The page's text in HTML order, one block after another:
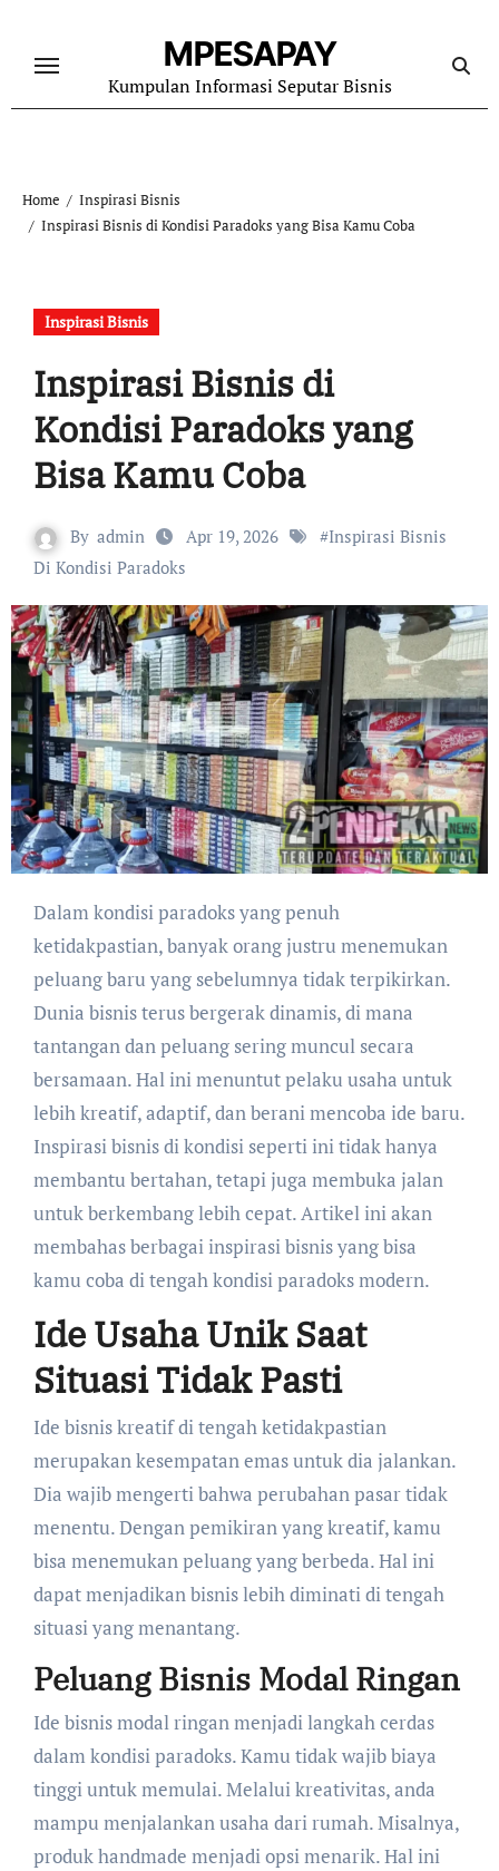
content
MPESAPAY
Kumpulan Informasi Seputar Bisnis
Home
Inspirasi Bisnis
Inspirasi Bisnis di Kondisi Paradoks yang Bisa Kamu Coba
Inspirasi Bisnis
Inspirasi Bisnis di
Kondisi Paradoks yang
Bisa Kamu Coba
By admin Apr 19, 2026 #Inspirasi Bisnis
Di Kondisi Paradoks
Dalam kondisi paradoks yang penuh
ketidakpastian, banyak orang justru menemukan
peluang baru yang sebelumnya tidak terpikirkan.
Dunia bisnis terus bergerak dinamis, di mana
tantangan dan peluang sering muncul secara
bersamaan. Hal ini menuntut pelaku usaha untuk
lebih kreatif, adaptif, dan berani mencoba ide baru.
Inspirasi bisnis di kondisi seperti ini tidak hanya
membantu bertahan, tetapi juga membuka jalan
untuk berkembang lebih cepat. Artikel ini akan
membahas berbagai inspirasi bisnis yang bisa
kamu coba di tengah kondisi paradoks modern.
Ide Usaha Unik Saat
Situasi Tidak Pasti
Ide bisnis kreatif di tengah ketidakpastian
merupakan kesempatan emas untuk dia jalankan.
Dia wajib mengerti bahwa perubahan pasar tidak
menentu. Dengan pemikiran yang kreatif, kamu
bisa menemukan peluang yang berbeda. Hal ini
dapat menjadikan bisnis lebih diminati di tengah
situasi yang menantang.
Peluang Bisnis Modal Ringan
Ide bisnis modal ringan menjadi langkah cerdas
dalam kondisi paradoks. Kamu tidak wajib biaya
tinggi untuk memulai. Melalui kreativitas, anda
mampu menjalankan usaha dari rumah. Misalnya,
produk handmade menjadi opsi menarik. Hal ini